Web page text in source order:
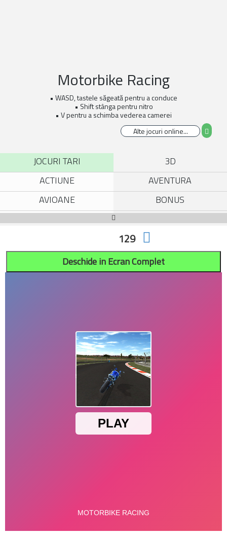
Motorbike Racing
• WASD, tastele săgeată pentru a conduce
• Shift stânga pentru nitro
• V pentru a schimba vederea camerei
JOCURI TARI
3D
ACTIUNE
AVENTURA
AVIOANE
BONUS
FETE
FOTBAL
GATIT
HAIOASE
MOTOCICLETE
MULTIPLAYER
129
Deschide in Ecran Complet